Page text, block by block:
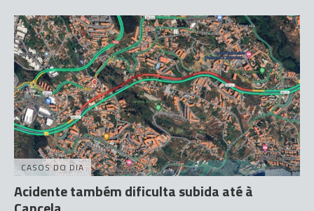
CASOS DO DIA
Acidente também dificulta subida até à